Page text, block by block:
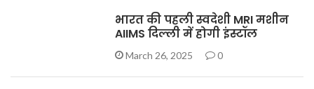
भारत की पहली स्वदेशी MRI मशीन
AIIMS दिल्ली में होगी इंस्टॉल
March 26, 2025 0